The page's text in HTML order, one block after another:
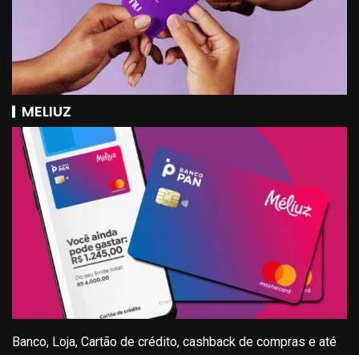
MELIUZ
Banco, Loja, Cartão de crédito, cashback de compras e até